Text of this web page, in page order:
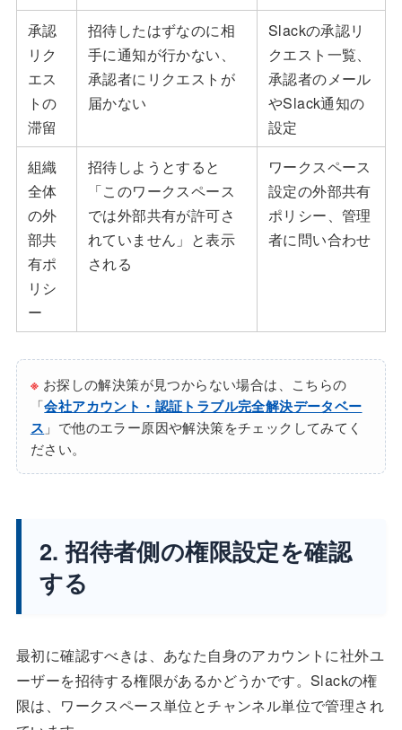
承認
リク
エス
トの
滞留
招待したはずなのに相
手に通知が行かない、
承認者にリクエストが
届かない
Slackの承認リ
クエスト一覧、
承認者のメール
やSlack通知の
設定
組織
全体
の外
部共
有ポ
リシ
ー
招待しようとすると
「このワークスペース
では外部共有が許可さ
れていません」と表示
される
ワークスペース
設定の外部共有
ポリシー、管理
者に問い合わせ
※ お探しの解決策が見つからない場合は、こちらの
「会社アカウント・認証トラブル完全解決データベー
ス 」で他のエラー原因や解決策をチェックしてみてく
ださい。
2. 招待者側の権限設定を確認
する
最初に確認すべきは、あなた自身のアカウントに社外ユ
ーザーを招待する権限があるかどうかです。Slackの権
限は、ワークスペース単位とチャンネル単位で管理され